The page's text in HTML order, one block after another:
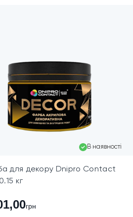
В наявності
для декору Dnipro Contact
кг
грн